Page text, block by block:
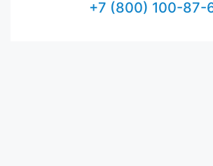
+7 (800) 100-87-